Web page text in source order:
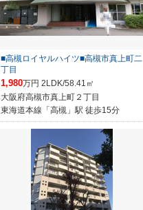
■高槻ロイヤルハイツ■高槻市真上町二
丁目
1,980万円 2LDK/58.41㎡
大阪府高槻市真上町２丁目
東海道本線「高槻」駅 徒歩15分